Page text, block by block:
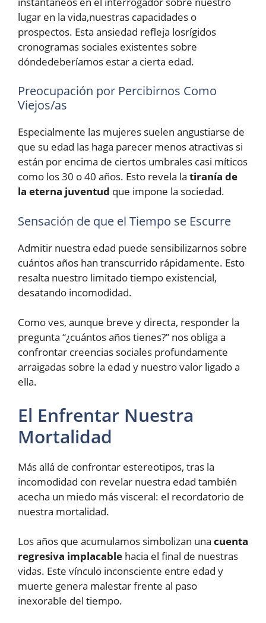
lugar en la vida,nuestras capacidades o
prospectos. Esta ansiedad refleja losrígidos
cronogramas sociales existentes sobre
dóndedeberíamos estar a cierta edad.
Preocupación por Percibirnos Como
Viejos/as
Especialmente las mujeres suelen angustiarse de
que su edad las haga parecer menos atractivas si
están por encima de ciertos umbrales casi míticos
como los 30 o 40 años. Esto revela la tiranía de
la eterna juventud que impone la sociedad.
Sensación de que el Tiempo se Escurre
Admitir nuestra edad puede sensibilizarnos sobre
cuántos años han transcurrido rápidamente. Esto
resalta nuestro limitado tiempo existencial,
desatando incomodidad.
Como ves, aunque breve y directa, responder la
pregunta “¿cuántos años tienes?” nos obliga a
confrontar creencias sociales profundamente
arraigadas sobre la edad y nuestro valor ligado a
ella.
El Enfrentar Nuestra
Mortalidad
Más allá de confrontar estereotipos, tras la
incomodidad con revelar nuestra edad también
acecha un miedo más visceral: el recordatorio de
nuestra mortalidad.
Los años que acumulamos simbolizan una cuenta
regresiva implacable hacia el final de nuestras
vidas. Este vínculo inconsciente entre edad y
muerte genera malestar frente al paso
inexorable del tiempo.